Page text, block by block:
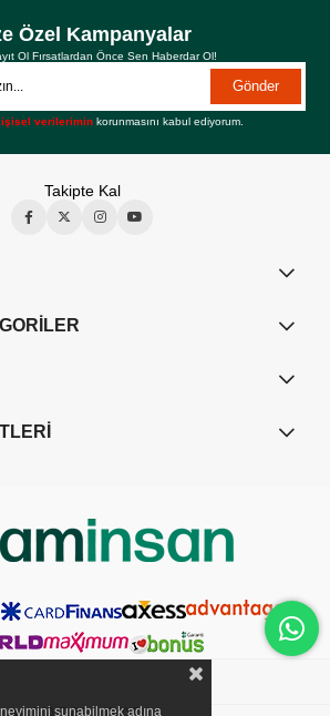
Özel Kampanyalar
Ol Fırsatlardan Önce Sen Haberdar Ol!
Gönder
verilerimin korunmasını kabul ediyorum.
Takipte Kal
sunabilmek adına